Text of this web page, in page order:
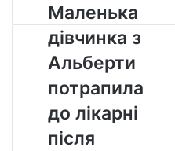
Маленька
дівчинка
з
Альберти
потрапила
до
лікарні
після
одночасного
Маленька
дівчинка з
Альберти
потрапила
до лікарні
після